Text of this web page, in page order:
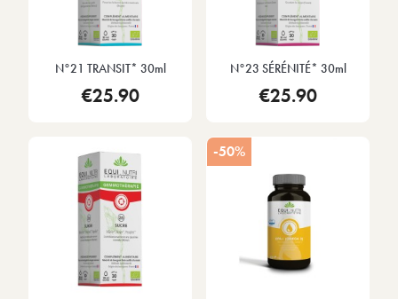
N°21 TRANSIT* 30ml
€25.90
N°23 SÉRÉNITÉ* 30ml
€25.90
-50%